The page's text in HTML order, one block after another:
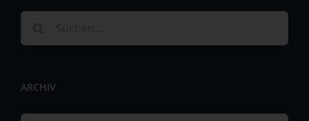
nach:
ARCHIV
personenbezogene Daten von dem für die Verarbeitung
Verfahren ausgeführte Vorgang oder jede solche